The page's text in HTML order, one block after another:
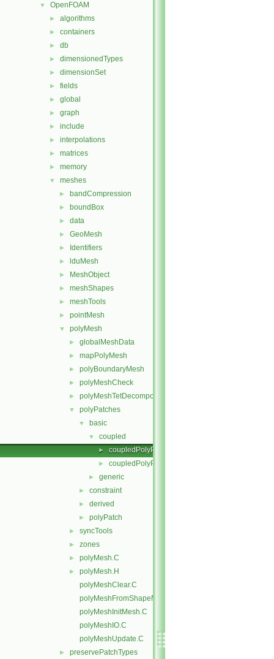
▼ OpenFOAM
► algorithms
► containers
► db
► dimensionedTypes
► dimensionSet
► fields
► global
► graph
► include
► interpolations
► matrices
► memory
▼ meshes
► bandCompression
► boundBox
► data
► GeoMesh
► Identifiers
► lduMesh
► MeshObject
► meshShapes
► meshTools
► pointMesh
▼ polyMesh
► globalMeshData
► mapPolyMesh
► polyBoundaryMesh
► polyMeshCheck
► polyMeshTetDecomposition
▼ polyPatches
▼ basic
▼ coupled
► coupledPolyPatch.C
► coupledPolyPatch.H
► generic
► constraint
► derived
► polyPatch
► syncTools
► zones
► polyMesh.C
►
polyMesh.H
polyMeshClear.C
polyMeshFromShapeMesh.C
polyMeshInitMesh.C
polyMeshIO.C
polyMeshUpdate.C
► preservePatchTypes